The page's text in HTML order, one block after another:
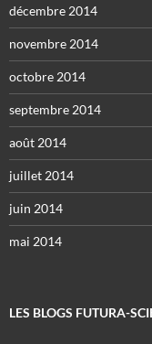
décembre 2014
novembre 2014
octobre 2014
septembre 2014
août 2014
juillet 2014
juin 2014
mai 2014
LES BLOGS FUTURA-